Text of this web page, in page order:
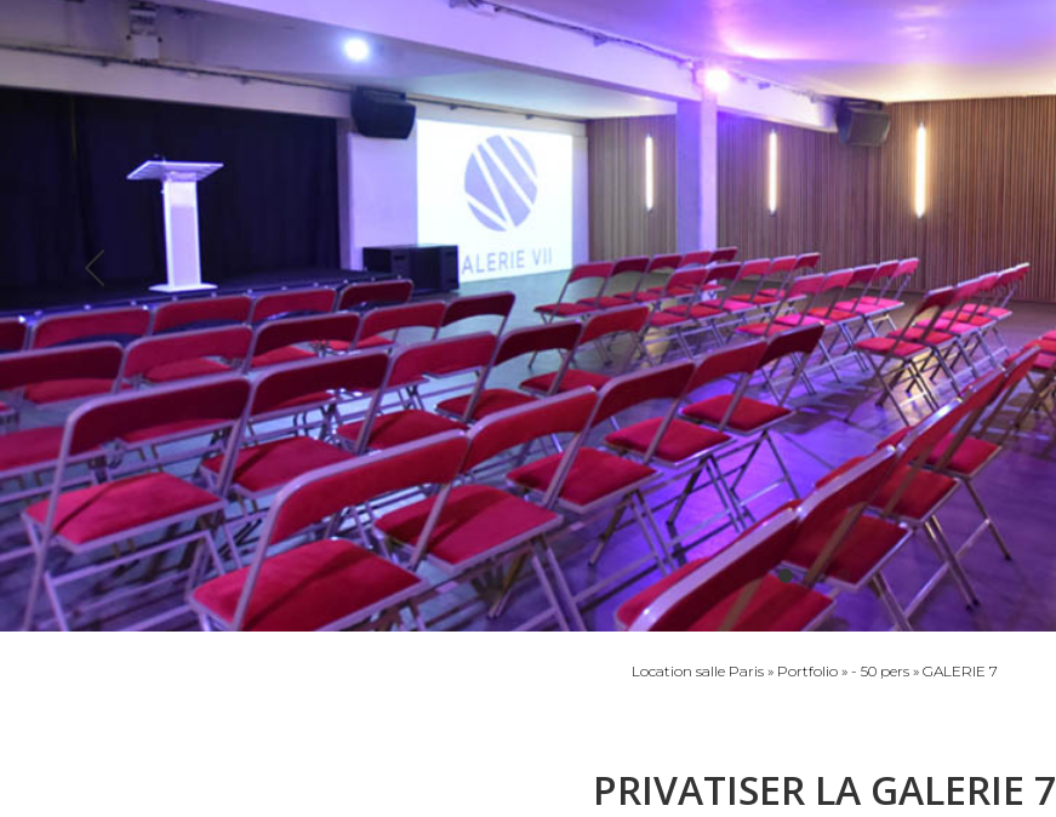
Location salle Paris » Portfolio » - 50 pers » GALERIE 7
PRIVATISER LA GALERIE 7